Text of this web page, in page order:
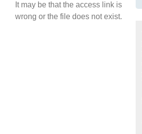
It may be that the access link is
wrong or the file does not exist.